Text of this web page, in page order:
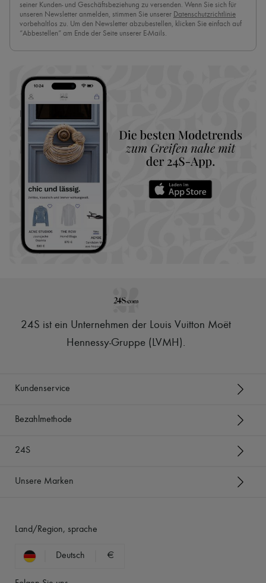
seiner Kunden- und Geschäftsbeziehung zu versenden. Wenn Sie sich für
unseren Newsletter anmelden, stimmen Sie unserer Datenschutzrichtlinie
vorbehaltlos zu. Um den Newsletter abzubestellen, klicken Sie einfach auf
“Abbestellen” am Ende der Seite unserer E-Mails.
24S ist ein Unternehmen der Louis Vuitton Moët
Hennessy-Gruppe (LVMH).
Kundenservice
Bezahlmethode
24S
Unsere Marken
Land/Region, sprache
Deutsch €